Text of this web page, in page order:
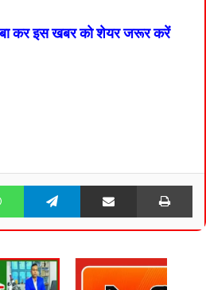
कर इस खबर को शेयर जरूर करें
WhatsApp Telegram Share via Email